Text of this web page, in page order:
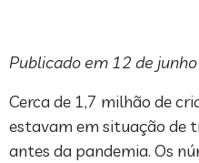
Publicado em 12 de
Cerca de 1,7 milhão de
estavam em situação de
antes da pandemia. Os